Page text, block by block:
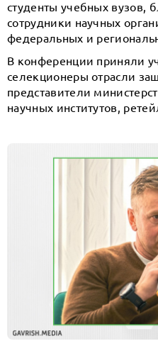
студенты учебных вузов,
сотрудники научных
федеральных и
В конференции приняли
селекционеры отрасли
представители
научных институтов,